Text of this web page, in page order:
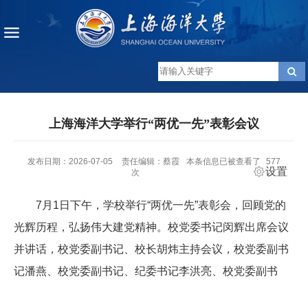
上海海洋大学举行“两优一先”表彰会议
发布日期：2026-07-05 责任编辑：蔡霞 本条信息已被查看了
577
次
设置
7月1日下午，学校举行“两优一先”表彰会，回顾党的
光辉历程，弘扬伟大建党精神。校党委书记闵辉出席会议
并讲话，校党委副书记、校长胡炜主持会议，校党委副书
记潘燕、校党委副书记、纪委书记李洪亮、校党委副书